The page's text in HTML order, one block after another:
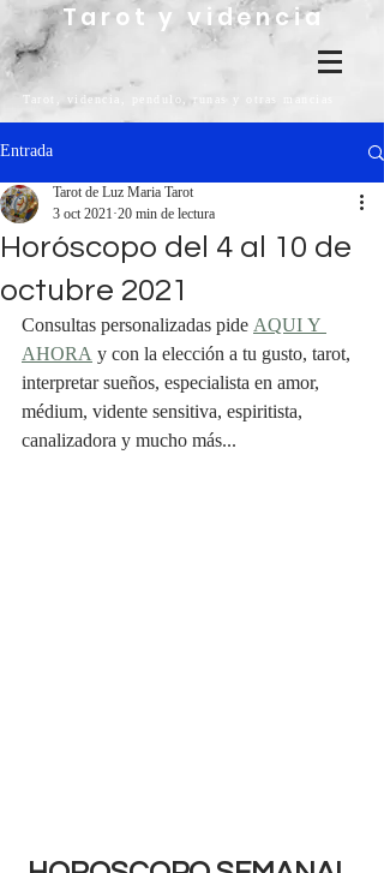
Tarot y videncia
Tarot, videncia, pendulo, runas y otras mancias
Entrada
Horóscopo del 4 al 10 de
octubre 2021
Tarot de Luz Maria Tarot
3 oct 2021 20 min de lectura
Consultas personalizadas pide AQUI Y
AHORA y con la elección a tu gusto, tarot,
interpretar sueños, especialista en amor,
médium, vidente sensitiva, espiritista,
canalizadora y mucho más...